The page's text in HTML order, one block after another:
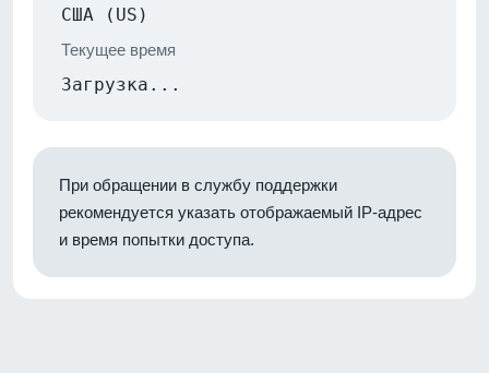
США (US)
Текущее время
Загрузка...
При обращении в службу поддержки
рекомендуется указать отображаемый IP-адрес
и время попытки доступа.